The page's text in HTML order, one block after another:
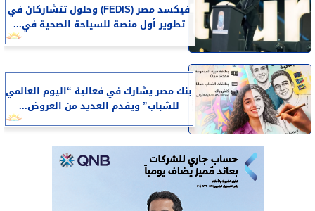
فيكسد مصر (FEDIS) وحلول تتشاركان في
تطوير أول منصة للسياحة الصحية في...
بنك مصر يشارك في فعالية “اليوم العالمي
للشباب” ويقدم العديد من العروض...